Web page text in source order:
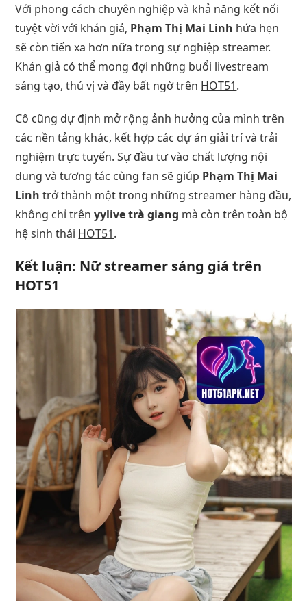
Với phong cách chuyên nghiệp và khả năng kết nối
tuyệt vời với khán giả, Phạm Thị Mai Linh hứa hẹn
sẽ còn tiến xa hơn nữa trong sự nghiệp streamer.
Khán giả có thể mong đợi những buổi livestream
sáng tạo, thú vị và đầy bất ngờ trên HOT51.
Cô cũng dự định mở rộng ảnh hưởng của mình trên
các nền tảng khác, kết hợp các dự án giải trí và trải
nghiệm trực tuyến. Sự đầu tư vào chất lượng nội
dung và tương tác cùng fan sẽ giúp Phạm Thị Mai
Linh trở thành một trong những streamer hàng đầu,
không chỉ trênyylive trà giang mà còn trên toàn bộ
hệ sinh thái HOT51.
Kết luận: Nữ streamer sáng giá trên
HOT51